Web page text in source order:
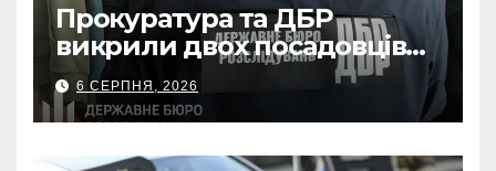
Прокуратура та ДБР
викрили двох посадовців
ДПС Сумщини на вимаганні
неправомірної вигоди у
ФОПа
6 СЕРПНЯ, 2026